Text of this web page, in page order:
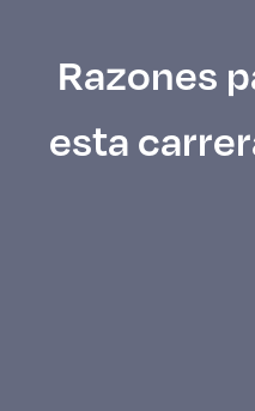
Razones
esta